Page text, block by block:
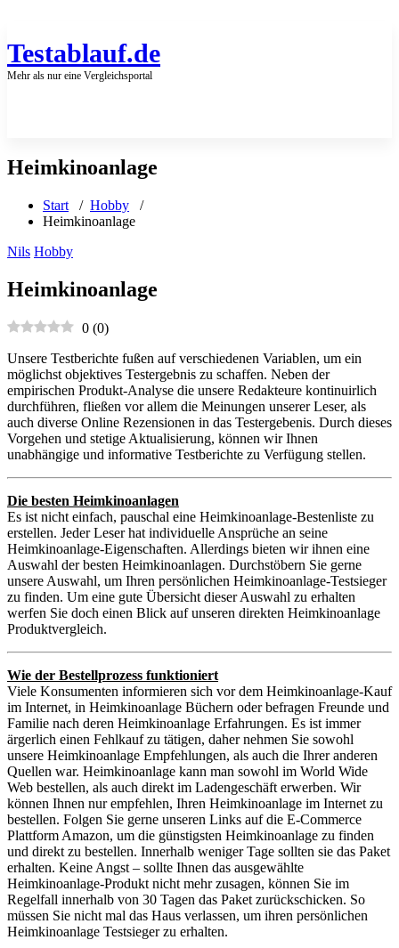
springen
Testablauf.de
Mehr als nur eine Vergleichsportal
Heimkinoanlage
Start / Hobby /
Heimkinoanlage
Nils Hobby
Heimkinoanlage
0 (0)
Unsere Testberichte fußen auf verschiedenen Variablen, um ein
möglichst objektives Testergebnis zu schaffen. Neben der
empirischen Produkt-Analyse die unsere Redakteure kontinuirlich
durchführen, fließen vor allem die Meinungen unserer Leser, als
auch diverse Online Rezensionen in das Testergebenis. Durch dieses
Vorgehen und stetige Aktualisierung, können wir Ihnen
unabhängige und informative Testberichte zu Verfügung stellen.
Die besten Heimkinoanlagen
Es ist nicht einfach, pauschal eine Heimkinoanlage-Bestenliste zu
erstellen. Jeder Leser hat individuelle Ansprüche an seine
Heimkinoanlage-Eigenschaften. Allerdings bieten wir ihnen eine
Auswahl der besten Heimkinoanlagen. Durchstöbern Sie gerne
unsere Auswahl, um Ihren persönlichen Heimkinoanlage-Testsieger
zu finden. Um eine gute Übersicht dieser Auswahl zu erhalten
werfen Sie doch einen Blick auf unseren direkten Heimkinoanlage
Produktvergleich.
Wie der Bestellprozess funktioniert
Viele Konsumenten informieren sich vor dem Heimkinoanlage-Kauf
im Internet, in Heimkinoanlage Büchern oder befragen Freunde und
Familie nach deren Heimkinoanlage Erfahrungen. Es ist immer
ärgerlich einen Fehlkauf zu tätigen, daher nehmen Sie sowohl
unsere Heimkinoanlage Empfehlungen, als auch die Ihrer anderen
Quellen war. Heimkinoanlage kann man sowohl im World Wide
Web bestellen, als auch direkt im Ladengeschäft erwerben. Wir
können Ihnen nur empfehlen, Ihren Heimkinoanlage im Internet zu
bestellen. Folgen Sie gerne unseren Links auf die E-Commerce
Plattform Amazon, um die günstigsten Heimkinoanlage zu finden
und direkt zu bestellen. Innerhalb weniger Tage sollten sie das Paket
erhalten. Keine Angst – sollte Ihnen das ausgewählte
Heimkinoanlage-Produkt nicht mehr zusagen, können Sie im
Regelfall innerhalb von 30 Tagen das Paket zurückschicken. So
müssen Sie nicht mal das Haus verlassen, um ihren persönlichen
Heimkinoanlage Testsieger zu erhalten.